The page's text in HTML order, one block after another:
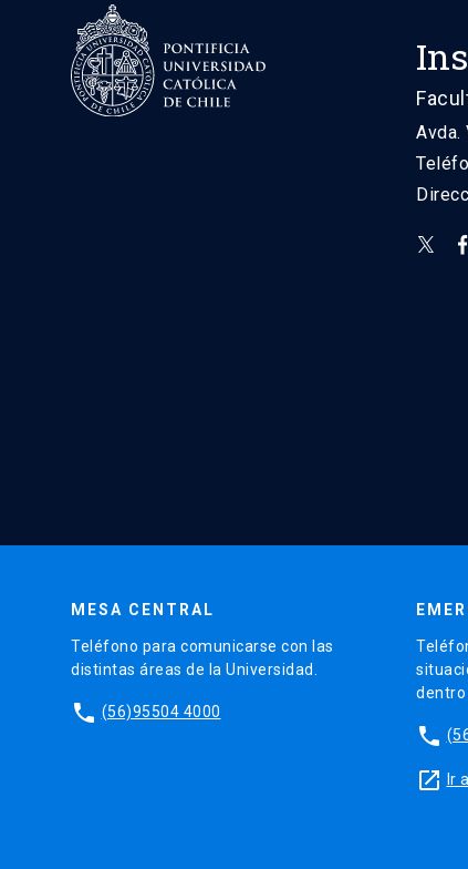
Avda.
MESA CENTRAL
Teléfono para comunicarse con las
distintas áreas de la Universidad.
phone (56)95504 4000
dentro
phone
launch Ir